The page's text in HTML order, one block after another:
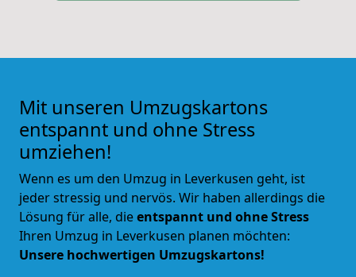
Mit unseren Umzugskartons
entspannt und ohne Stress
umziehen!
Wenn es um den Umzug in Leverkusen geht, ist
jeder stressig und nervös. Wir haben allerdings die
Lösung für alle, dieentspannt und ohne Stress
Ihren Umzug in Leverkusen planen möchten:
Unsere hochwertigen Umzugskartons!